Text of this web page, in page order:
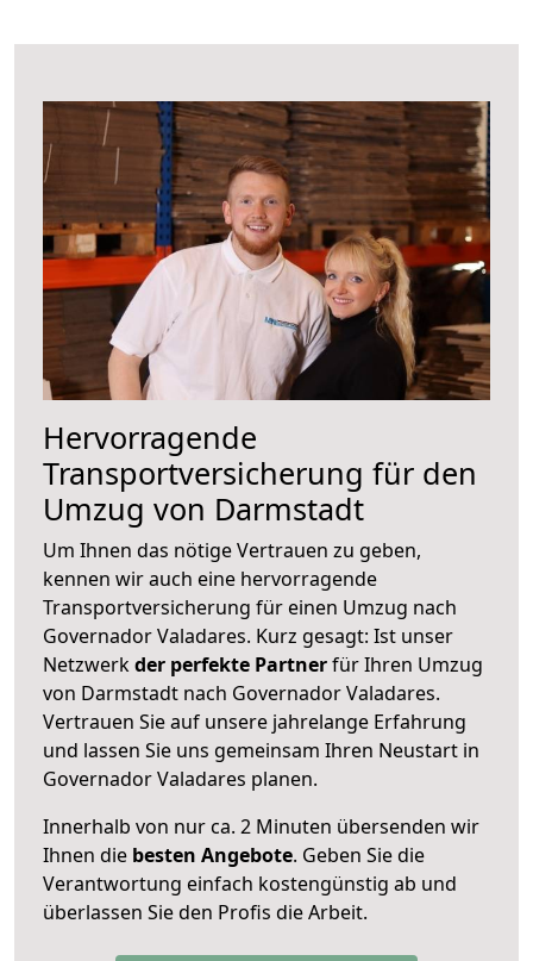
Hervorragende
Transportversicherung für den
Umzug von Darmstadt
Um Ihnen das nötige Vertrauen zu geben,
kennen wir auch eine hervorragende
Transportversicherung für einen Umzug nach
Governador Valadares. Kurz gesagt: Ist unser
Netzwerkder perfekte Partnerfür Ihren Umzug
von Darmstadt nach Governador Valadares.
Vertrauen Sie auf unsere jahrelange Erfahrung
und lassen Sie uns gemeinsam Ihren Neustart in
Governador Valadares planen.
Innerhalb von nur ca. 2 Minuten übersenden wir
Ihnen die besten Angebote. Geben Sie die
Verantwortung einfach kostengünstig ab und
überlassen Sie den Profis die Arbeit.